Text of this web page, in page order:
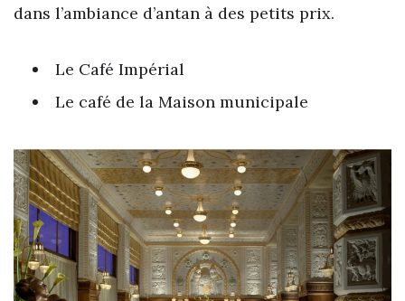
dans l’ambiance d’antan à des petits prix.
Le Café Impérial
Le café de la Maison municipale